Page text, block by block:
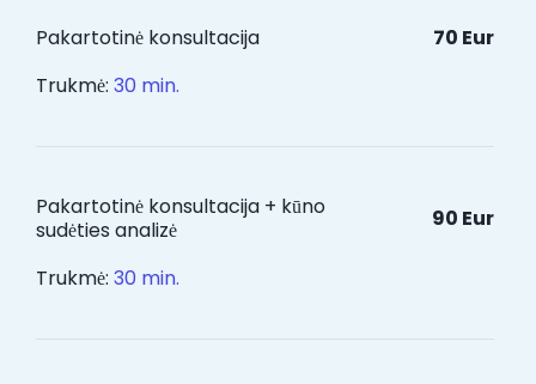
Pakartotinė konsultacija
Trukmė: 30 min.
70 Eur
Pakartotinė konsultacija + kūno
sudėties analizė
Trukmė: 30 min.
90 Eur